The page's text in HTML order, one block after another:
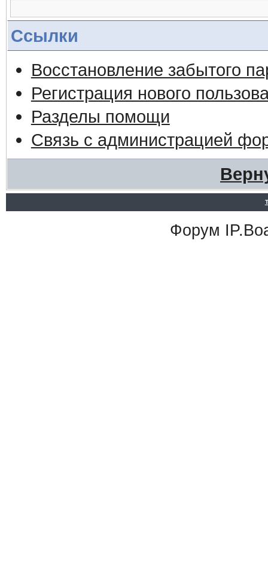
Ссылки
Восстановление забытого
Регистрация нового
Разделы помощи
Связь с администрацией
Форум